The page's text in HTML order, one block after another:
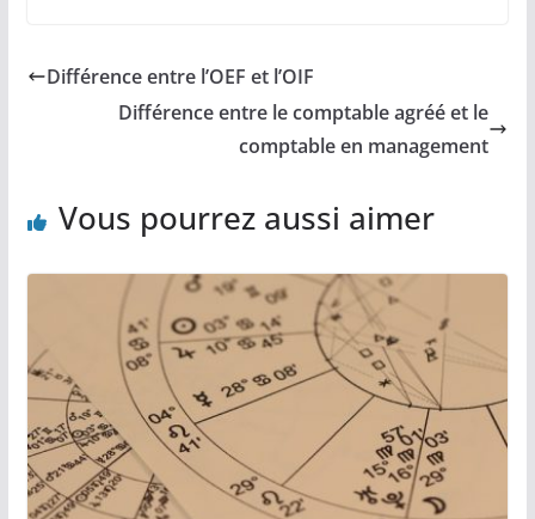
Différence entre l’OEF et l’OIF
Différence entre le comptable agréé et le
comptable en management
Vous pourrez aussi aimer